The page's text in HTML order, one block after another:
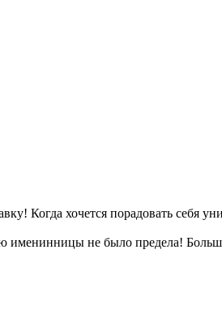
Когда хочется порадовать себя
именинницы не было предела!